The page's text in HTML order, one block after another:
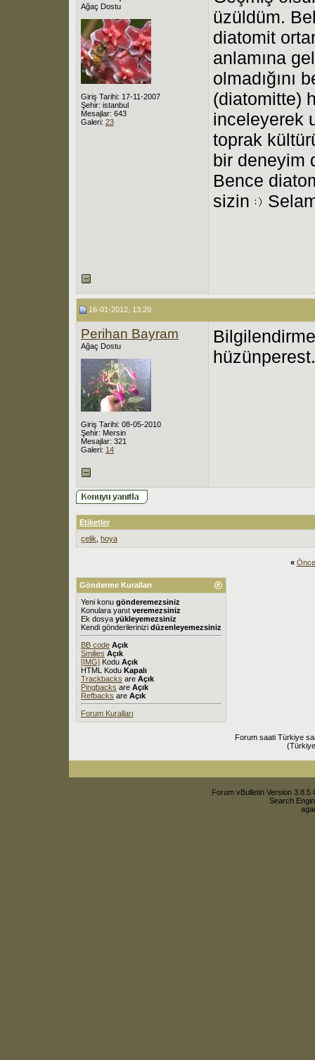
Ağaç Dostu
Giriş Tarihi: 17-11-2007
Şehir: istanbul
Mesajlar: 643
Galeri: 23
üzüldüm.
diatomit
anlamına
olmadığını
(diatomitte)
inceleyerek
toprak
bir deneyim
Bence
sizin
16-01-2012, 13:20
Perihan Bayram
Ağaç Dostu
Giriş Tarihi: 08-05-2010
Şehir: Mersin
Mesajlar: 321
Galeri: 14
Etiketler
çelik hoya
«
Gönderme Kuralları
Yeni konu gönderemezsiniz
Konulara yanıt veremezsiniz
Ek dosya yükleyemezsiniz
Kendi gönderilerinizi düzenleyemezsiniz
BB code Açık
Smilies Açık
[IMG] Kodu Açık
HTML Kodu Kapalı
Trackbacks are Açık
Pingbacks are Açık
Refbacks are Açık
Forum Kuralları
Forum saati Türkiye
Forum vBulletin Version
Search